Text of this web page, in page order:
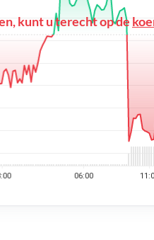
kunt u terecht op de